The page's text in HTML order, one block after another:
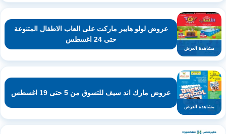
مشاهدة العرض
عروض لولو هايبر ماركت على العاب الاطفال المتنوعة
حتى 24 اغسطس
مشاهدة العرض
عروض مارك اند سيف للتسوق من 5 حتى 19 اغسطس